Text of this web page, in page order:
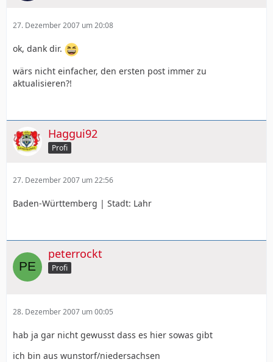
27. Dezember 2007 um 20:08
ok, dank dir.
wärs nicht einfacher, den ersten post immer zu
aktualisieren?!
Haggui92
Profi
27. Dezember 2007 um 22:56
Baden-Württemberg | Stadt: Lahr
peterrockt
Profi
28. Dezember 2007 um 00:05
hab ja gar nicht gewusst dass es hier sowas gibt
ich bin aus wunstorf/niedersachsen